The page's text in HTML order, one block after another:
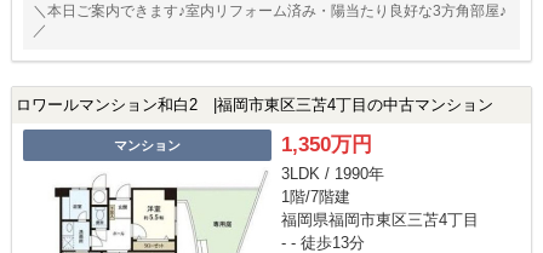
＼本日ご案内できます♪室内リフォーム済み・陽当たり良好な3方角部屋♪
／
ロワールマンション和白2 |福岡市東区三苫4丁目の中古マンション
マンション 1,350万円
3LDK / 1990年
1階/7階建
福岡県福岡市東区三苫4丁目
- - 徒歩13分